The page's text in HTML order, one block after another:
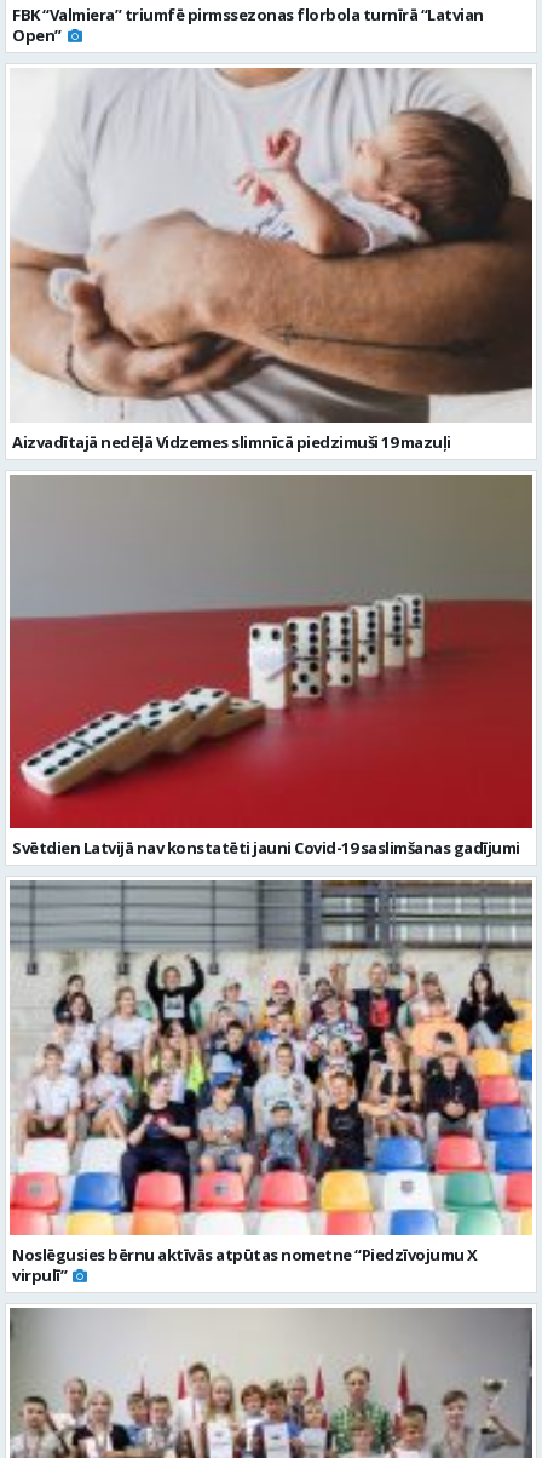
FBK “Valmiera” triumfē pirmssezonas florbola turnīrā “Latvian
Open”
Aizvadītajā nedēļā Vidzemes slimnīcā piedzimuši 19 mazuļi
Svētdien Latvijā nav konstatēti jauni Covid-19 saslimšanas gadījumi
Noslēgusies bērnu aktīvās atpūtas nometne “Piedzīvojumu X
virpulī”